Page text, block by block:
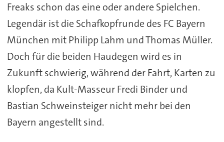
Freaks schon das eine oder andere Spielchen.
Legendär ist die Schafkopfrunde des FC Bayern
München mit Philipp Lahm und Thomas Müller.
Doch für die beiden Haudegen wird es in
Zukunft schwierig, während der Fahrt, Karten zu
klopfen, da Kult-Masseur Fredi Binder und
Bastian Schweinsteiger nicht mehr bei den
Bayern angestellt sind.